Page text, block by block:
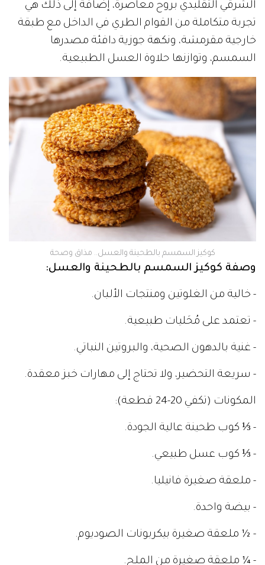
الشرقي التقليدي بروح معاصرة، إضافة إلى ذلك هي
تجربة متكاملة من القوام الطري في الداخل مع طبقة
خارجية مقرمشة، ونكهة جوزية دافئة مصدرها
السمسم، وتوازنها حلاوة العسل الطبيعية.
كوكيز السمسم بالطحينة والعسل.. مذاق وصحة
وصفة كوكيز السمسم بالطحينة والعسل:
- خالية من الغلوتين ومنتجات الألبان.
- تعتمد على مُحَليات طبيعية.
- غنية بالدهون الصحية، والبروتين النباتي.
- سريعة التحضير، ولا تحتاج إلى مهارات خبز معقدة.
المكونات (تكفي 20-24 قطعة):
- ⅓ كوب طحينة عالية الجودة.
- ⅓ كوب عسل طبيعي.
- ملعقة صغيرة فانيليا.
- بيضة واحدة.
- ½ ملعقة صغيرة بيكربونات الصوديوم.
- ¼ ملعقة صغيرة من الملح.